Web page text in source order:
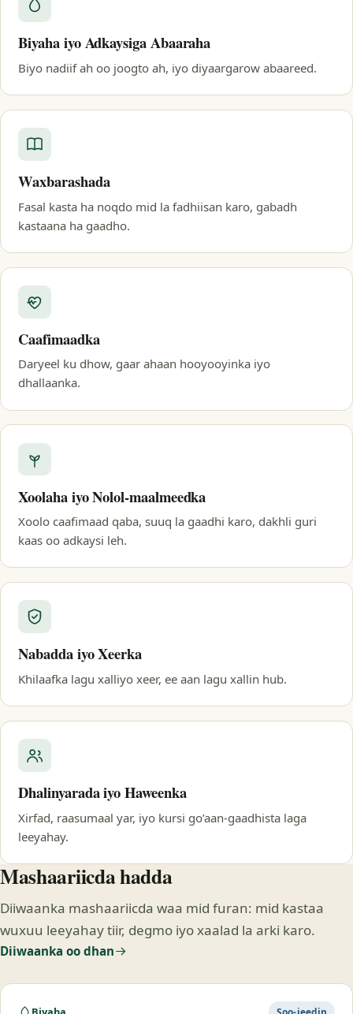
Biyaha iyo Adkaysiga Abaaraha
Biyo nadiif ah oo joogto ah, iyo diyaargarow abaareed.
Waxbarashada
Fasal kasta ha noqdo mid la fadhiisan karo, gabadh
kastaana ha gaadho.
Caafimaadka
Daryeel ku dhow, gaar ahaan hooyooyinka iyo
dhallaanka.
Xoolaha iyo Nolol-maalmeedka
Xoolo caafimaad qaba, suuq la gaadhi karo, dakhli guri
kaas oo adkaysi leh.
Nabadda iyo Xeerka
Khilaafka lagu xalliyo xeer, ee aan lagu xallin hub.
Dhalinyarada iyo Haweenka
Xirfad, raasumaal yar, iyo kursi go’aan-gaadhista laga
leeyahay.
Mashaariicda hadda
Diiwaanka mashaariicda waa mid furan: mid kastaa
wuxuu leeyahay tiir, degmo iyo xaalad la arki karo.
Diiwaanka oo dhan
Soo-jeedin